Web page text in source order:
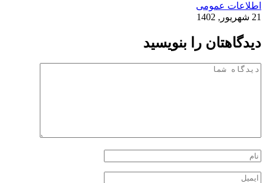
اطلاعات عمومی
21 شهریور, 1402
دیدگاهتان را بنویسید